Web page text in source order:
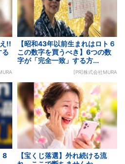
!!
る
【昭和43年以前生まれはロト６
この数字を買うべき】6つの数
字が「完全一致」する方...
[PR]株式会社MURA
8
【宝くじ落選】外れ続ける流